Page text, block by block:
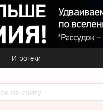
Игротеки